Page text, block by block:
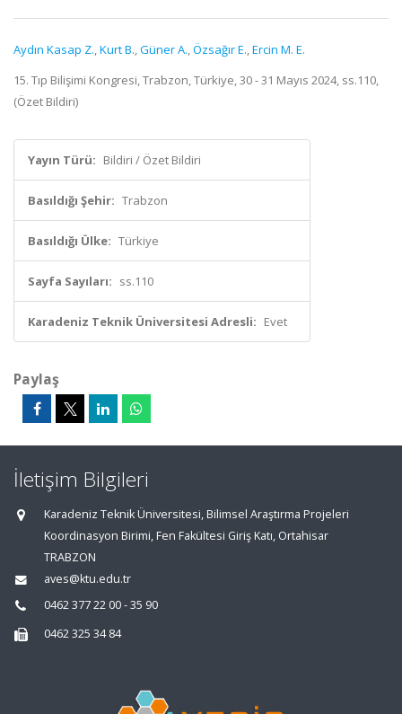
Aydın Kasap Z.,Kurt B.,Güner A.,Özsağır E.,Ercin M. E.
15. Tıp Bilişimi Kongresi, Trabzon, Türkiye, 30 - 31 Mayıs 2024, ss.110,
(Özet Bildiri)
Yayın Türü: Bildiri / Özet Bildiri
Basıldığı Şehir: Trabzon
Basıldığı Ülke: Türkiye
Sayfa Sayıları: ss.110
Karadeniz Teknik Üniversitesi Adresli: Evet
Paylaş
İletişim Bilgileri
Karadeniz Teknik Üniversitesi, Bilimsel Araştırma Projeleri
Koordinasyon Birimi, Fen Fakültesi Giriş Katı, Ortahisar
TRABZON
aves@ktu.edu.tr
0462 377 22 00 - 35 90
0462 325 34 84